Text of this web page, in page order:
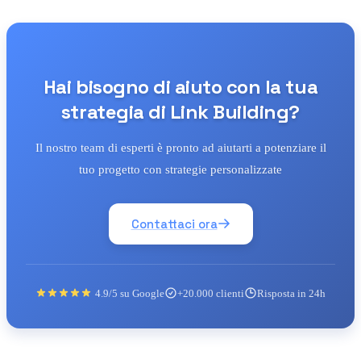
Hai bisogno di aiuto con la tua
strategia di Link Building?
Il nostro team di esperti è pronto ad aiutarti a potenziare il
tuo progetto con strategie personalizzate
Contattaci ora
4.9/5 su Google +20.000 clienti Risposta in 24h